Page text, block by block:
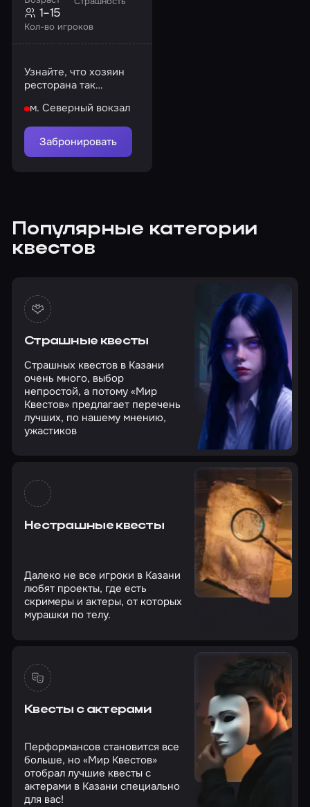
Кол-во игроков
1–15
Узнайте, что хозяин
ресторана так
все эти годы
м. Северный вокзал
Забронировать
Популярные категории
квестов
Страшные квесты
Страшных квестов в Казани
очень много, выбор
непростой, а потому «Мир
Квестов» предлагает перечень
лучших, по нашему мнению,
ужастиков
Нестрашные квесты
Далеко не все игроки в Казани
любят проекты, где есть
скримеры и актеры, от которых
мурашки по телу.
Квесты с актерами
Перформансов становится все
больше, но «Мир Квестов»
отобрал лучшие квесты с
актерами в Казани специально
для вас!